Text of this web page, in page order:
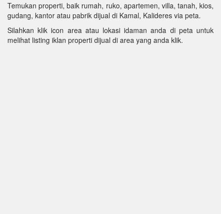
Temukan properti, baik rumah, ruko, apartemen, villa, tanah, kios,
gudang, kantor atau pabrik dijual di Kamal, Kalideres via peta.
Silahkan klik icon area atau lokasi idaman anda di peta untuk
melihat listing iklan properti dijual di area yang anda klik.